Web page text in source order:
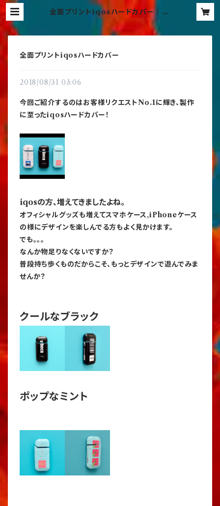
全面プリントiqosハードカバー | vi
beca official
全面プリントiqosハードカバー
2018/08/31 03:06
今回ご紹介するのはお客様リクエストNo.1に輝き、製作
に至ったiqosハードカバー！
iqosの方、増えてきましたよね。
オフィシャルグッズも増えてスマホケース,iPhoneケース
の様にデザインを楽しんでる方もよく見かけます。
でも。。。
なんか物足りなくないですか？
普段持ち歩くものだからこそ、もっとデザインで遊んでみま
せんか？
クールなブラック
ポップなミント